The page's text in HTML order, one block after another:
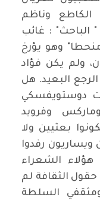
وناظم
الباحث" : غائب
وهو يؤرخ
ولم يكن فؤاد
البعيد. هل
دوستويفسكي
وفرويد
بعثيين ولا
رفدوا
هؤلاء الشعراء
حقول الثقافة لم
السلطة